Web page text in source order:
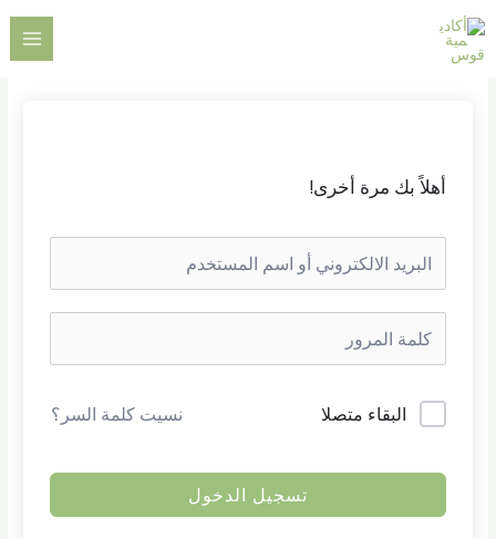
تخطي
إلى
المحتوى
أهلاً بك مرة أخرى!
البقاء متصلا نسيت كلمة السر؟
تسجيل الدخول